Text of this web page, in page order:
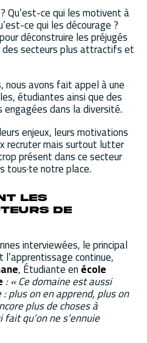
Qu’est-ce qui les motivent à
ce qui les décourage ?
déconstruire les préjugés
secteurs plus attractifs et
nous avons fait appel à une
étudiantes ainsi que des
dans la diversité.
enjeux, leurs motivations
recruter mais surtout lutter
présent dans ce secteur
tous·te notre place.
les
de
interviewées, le principal
continue,
, Étudiante enécole
: « Ce domaine est aussi
plus on en apprend, plus on
plus de choses à
qu’on ne s’ennuie